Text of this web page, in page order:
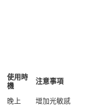
使用時
機
注意事項
晚上 增加光敏感